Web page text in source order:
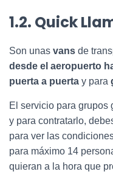
1.2. Quick
Son unas vans de
desde el aeropuerto
puerta a puerta y para
El servicio para grupos
y para contratarlo,
para ver las
para máximo 14
quieran a la hora que